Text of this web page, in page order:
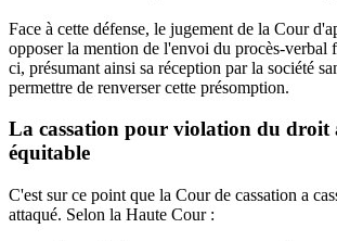
Face à cette défense, le jugement de la Cour
opposer la mention de l'envoi du procès-verbal
ci, présumant ainsi sa réception par la société
permettre de renverser cette présomption.
La cassation pour violation du droit
équitable
C'est sur ce point que la Cour de cassation a
attaqué. Selon la Haute Cour :